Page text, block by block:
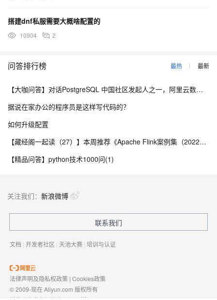
搭建dnf私服需要大概啥配置的
10904 2
问答排行榜 最热 最新
【大咖问答】对话PostgreSQL 中国社区发起人之一，阿里云数据库高级专家 德哥
据说在家办公的程序员是这样写代码的？
如何升级配置
【藏经阁一起读（27）】本周推荐《Apache Flink案例集（2022版）》，你有哪些心得？
【精品问答】python技术1000问(1)
关注我们： 新浪微博
联系我们
文档 | 开发者社区 | 天池大赛 | 培训与认证
法律声明及隐私权政策 | Cookies政策
© 2009-现在 Aliyun.com 版权所有